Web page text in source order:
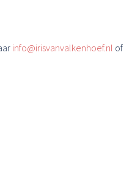
info@irisvanvalkenhoef.nl of